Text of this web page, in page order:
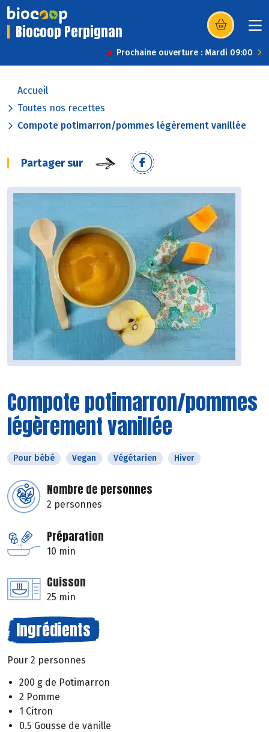
Biocoop Perpignan (s’ouvre dans
Prochaine ouverture : Mardi 09:00
Accueil
Toutes nos recettes
Compote potimarron/pommes légèrement vanillée
Partager sur
Compote potimarron/pommes
légèrement vanillée
Pour bébé Vegan Végétarien Hiver
Nombre de personnes
2 personnes
Préparation
10 min
Cuisson
25 min
Ingrédients
Pour 2 personnes
200 g de Potimarron
2 Pomme
1 Citron
0.5 Gousse de vanille